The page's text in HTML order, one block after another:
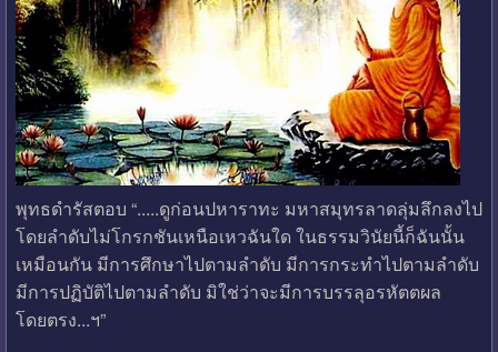
พุทธดำรัสตอบ “.....ดูก่อนปหาราทะ มหาสมุทรลาดลุ่มลึกลงไป
โดยลำดับไม่โกรกชันเหนือเหวฉันใด ในธรรมวินัยนี้ก็ฉันนั้น
เหมือนกัน มีการศึกษาไปตามลำดับ มีการกระทำไปตามลำดับ
มีการปฏิบัติไปตามลำดับ มิใช่ว่าจะมีการบรรลุอรหัตตผล
โดยตรง...ฯ”